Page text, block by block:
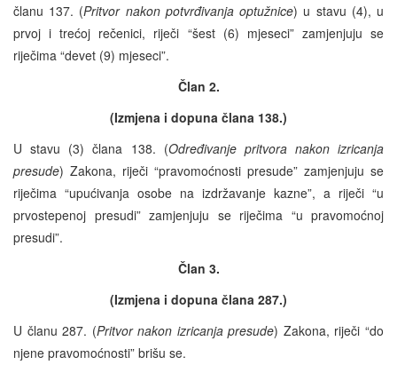
članu 137. (Pritvor nakon potvrđivanja optužnice) u stavu (4), u
prvoj i trećoj rečenici, riječi “šest (6) mjeseci” zamjenjuju se
riječima “devet (9) mjeseci”.
Član 2.
(Izmjena i dopuna člana 138.)
U stavu (3) člana 138. (Određivanje pritvora nakon izricanja
presude) Zakona, riječi “pravomoćnosti presude” zamjenjuju se
riječima “upućivanja osobe na izdržavanje kazne”, a riječi “u
prvostepenoj presudi” zamjenjuju se riječima “u pravomoćnoj
presudi”.
Član 3.
(Izmjena i dopuna člana 287.)
U članu 287. (Pritvor nakon izricanja presude) Zakona, riječi “do
njene pravomoćnosti” brišu se.